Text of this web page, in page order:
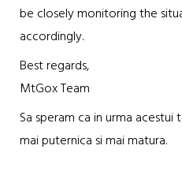
be closely monitoring the
accordingly.
Best regards,
MtGox Team
Sa speram ca in urma
mai puternica si mai matura.